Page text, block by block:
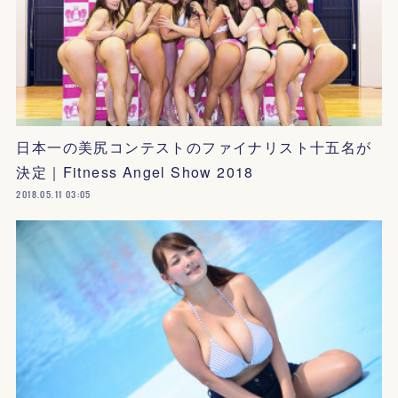
日本一の美尻コンテストのファイナリスト十五名が
決定｜Fitness Angel Show 2018
2018.05.11 03:05